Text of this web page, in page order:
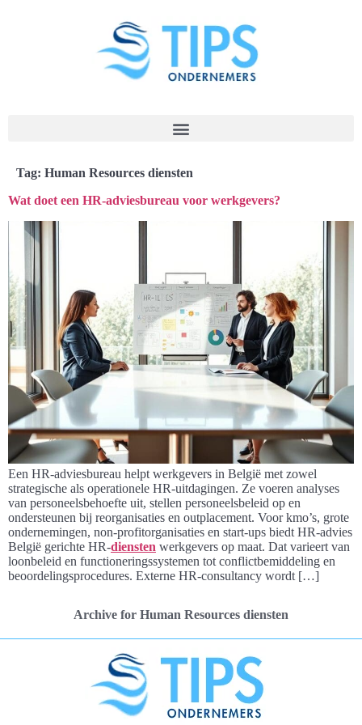
Tag: Human Resources diensten
Wat doet een HR-adviesbureau voor werkgevers?
Een HR-adviesbureau helpt werkgevers in België met zowel
strategische als operationele HR-uitdagingen. Ze voeren analyses
van personeelsbehoefte uit, stellen personeelsbeleid op en
ondersteunen bij reorganisaties en outplacement. Voor kmo’s, grote
ondernemingen, non-profitorganisaties en start-ups biedt HR-advies
België gerichte HR-diensten werkgevers op maat. Dat varieert van
loonbeleid en functioneringssystemen tot conflictbemiddeling en
beoordelingsprocedures. Externe HR-consultancy wordt […]
Archive for Human Resources diensten